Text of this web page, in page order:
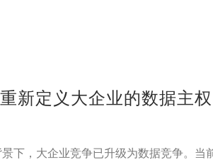
新定义大企业的数据主权
下，大企业竞争已升级为数据竞争。当